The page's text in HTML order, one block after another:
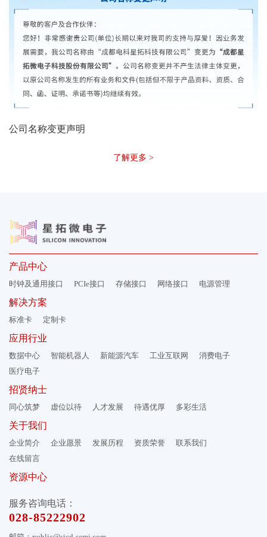
公司名称变更声明
了解更多 >
产品中心
时钟及通用接口 PCIe接口 存储接口 网络接口 电源管理
解决方案
标准卡 定制卡
应用行业
数据中心 智能机器人 新能源汽车 工业互联网
消费电子
医疗电子
招贤纳士
同心筑梦 虚位以待 人才发展 待遇优厚 多彩生活
关于我们
企业简介 企业愿景 发展历程 资质荣誉
联系我们
在线留言
资源中心
服务咨询电话：
028-85222902